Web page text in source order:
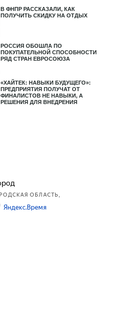
В ФНПР РАССКАЗАЛИ, КАК
ПОЛУЧИТЬ СКИДКУ НА ОТДЫХ
РОССИЯ ОБОШЛА ПО
ПОКУПАТЕЛЬНОЙ СПОСОБНОСТИ
РЯД СТРАН ЕВРОСОЮЗА
«ХАЙТЕК: НАВЫКИ БУДУЩЕГО»:
ПРЕДПРИЯТИЯ ПОЛУЧАТ ОТ
ФИНАЛИСТОВ НЕ НАВЫКИ, А
РЕШЕНИЯ ДЛЯ ВНЕДРЕНИЯ